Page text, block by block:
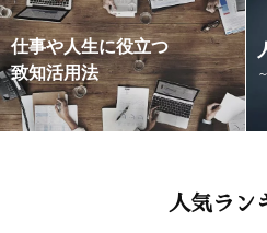
仕事や人生に役立つ
致知活用法
人気ラン